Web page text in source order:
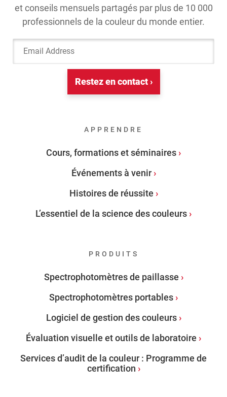
et conseils mensuels partagés par plus de 10 000
professionnels de la couleur du monde entier.
Email Address
Restez en contact ›
APPRENDRE
Cours, formations et séminaires
Événements à venir
Histoires de réussite
L’essentiel de la science des couleurs
PRODUITS
Spectrophotomètres de paillasse
Spectrophotomètres portables
Logiciel de gestion des couleurs
Évaluation visuelle et outils de laboratoire
Services d’audit de la couleur : Programme de
certification